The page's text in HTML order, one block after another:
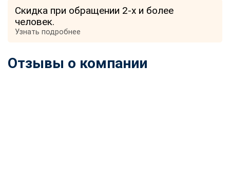
Скидка при обращении 2-х и более
человек.
Узнать подробнее
Отзывы о компании